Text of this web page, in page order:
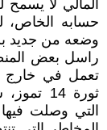
المالي لا
حسابه الخاص،
وضعه من جديد
راسل بعض
تعمل في خارج
ثورة
التي وصلت